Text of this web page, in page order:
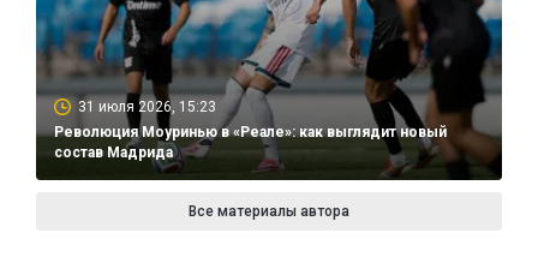
31 июля 2026, 15:23
Революция Моуринью в «Реале»: как выглядит новый
состав Мадрида
Все материалы автора